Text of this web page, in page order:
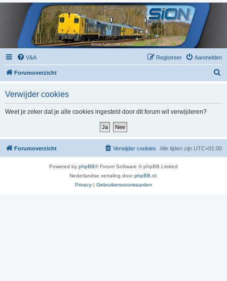
V&A Aanmelden
Registreer
Forumoverzicht
Verwijder cookies
Weet je zeker dat je alle cookies ingesteld door dit forum wil verwijderen?
Forumoverzicht Alle tijden zijn UTC+01:00
Verwijder cookies
Powered by phpBB® Forum Software © phpBB Limited
Nederlandse vertaling doorphpBB.nl
Privacy | Gebruikersvoorwaarden